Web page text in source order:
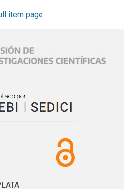
item page